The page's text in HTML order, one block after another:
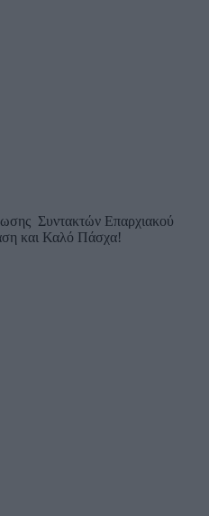
Συντακτών Επαρχιακού
και Καλό Πάσχα!